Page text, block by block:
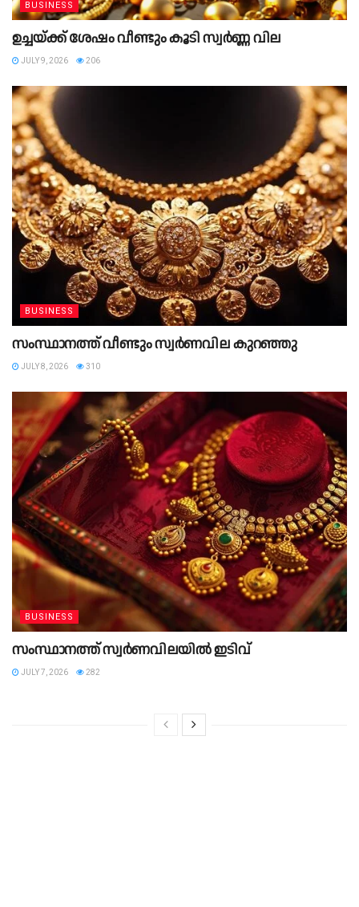
BUSINESS
ഉച്ചയ്ക്ക് ശേഷം വീണ്ടും കൂടി സ്വർണ്ണ വില
JULY 9, 2026 206
BUSINESS
സംസ്ഥാനത്ത് വീണ്ടും സ്വര്‍ണവില കുറഞ്ഞു
JULY 8, 2026 310
BUSINESS
സംസ്ഥാനത്ത് സ്വര്‍ണവിലയിൽ ഇടിവ്
JULY 7, 2026 282